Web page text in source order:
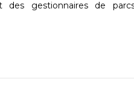
des gestionnaires de